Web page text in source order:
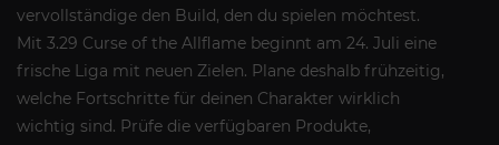
vervollständige den Build, den du spielen möchtest.
Mit 3.29 Curse of the Allflame beginnt am 24. Juli eine
frische Liga mit neuen Zielen. Plane deshalb frühzeitig,
welche Fortschritte für deinen Charakter wirklich
wichtig sind. Prüfe die verfügbaren Produkte,